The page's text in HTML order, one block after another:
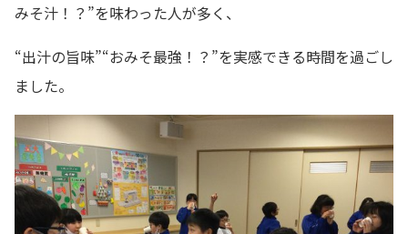
みそ汁！？”を味わった人が多く、
“出汁の旨味”“おみそ最強！？”を実感できる時間を過ごし
ました。